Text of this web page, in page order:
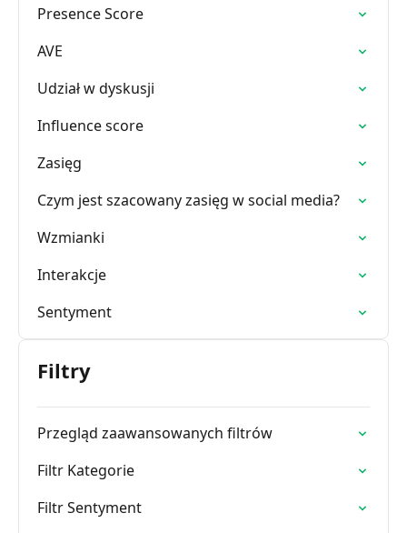
Presence Score
AVE
Udział w dyskusji
Influence score
Zasięg
Czym jest szacowany zasięg w social media?
Wzmianki
Interakcje
Sentyment
Filtry
Przegląd zaawansowanych filtrów
Filtr Kategorie
Filtr Sentyment